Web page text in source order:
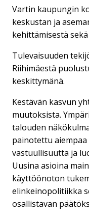
Vartin kaupungin
keskustan ja
kehittämisestä
Tulevaisuuden
Riihimäestä
keskittymänä.
Kestävän kasvun
muutoksista.
talouden
painotettu
vastuullisuutta ja
Uusina asioina
käyttöönoton
elinkeinopolitiikka
osallistavan